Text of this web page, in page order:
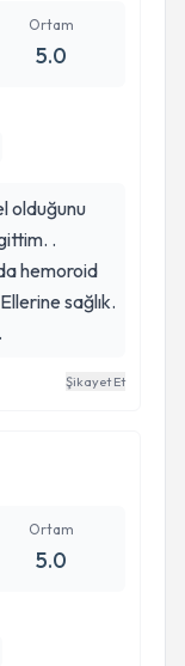
Ortam
5.0
olduğunu
.
hemoroid
sağlık.
Şikayet Et
Ortam
5.0